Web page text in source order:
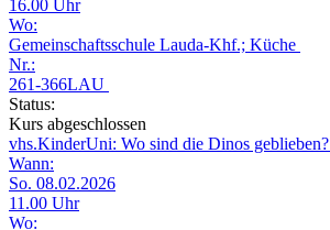
16.00 Uhr
Wo:
Gemeinschaftsschule Lauda-Khf.; Küche
Nr.:
261-366LAU
Status:
Kurs abgeschlossen
vhs.KinderUni: Wo sind die Dinos geblieben?
Wann:
So. 08.02.2026
11.00 Uhr
Wo: